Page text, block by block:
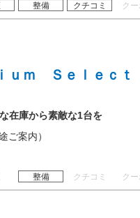
整備 クチコミ ク
ｕｍ Ｓｅｌｅｃｔ
在庫から素敵な1台を
ご案内）
整備 クチコミ ク